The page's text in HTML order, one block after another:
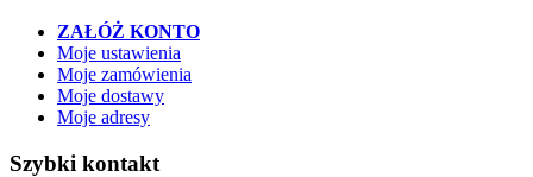
ZAŁÓŻ KONTO
Moje ustawienia
Moje zamówienia
Moje dostawy
Moje adresy
Szybki kontakt